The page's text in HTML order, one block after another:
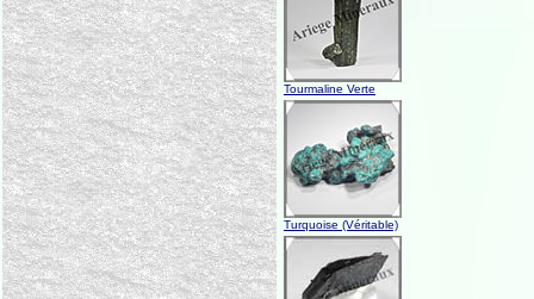
Tourmaline Verte
Turquoise (Véritable)